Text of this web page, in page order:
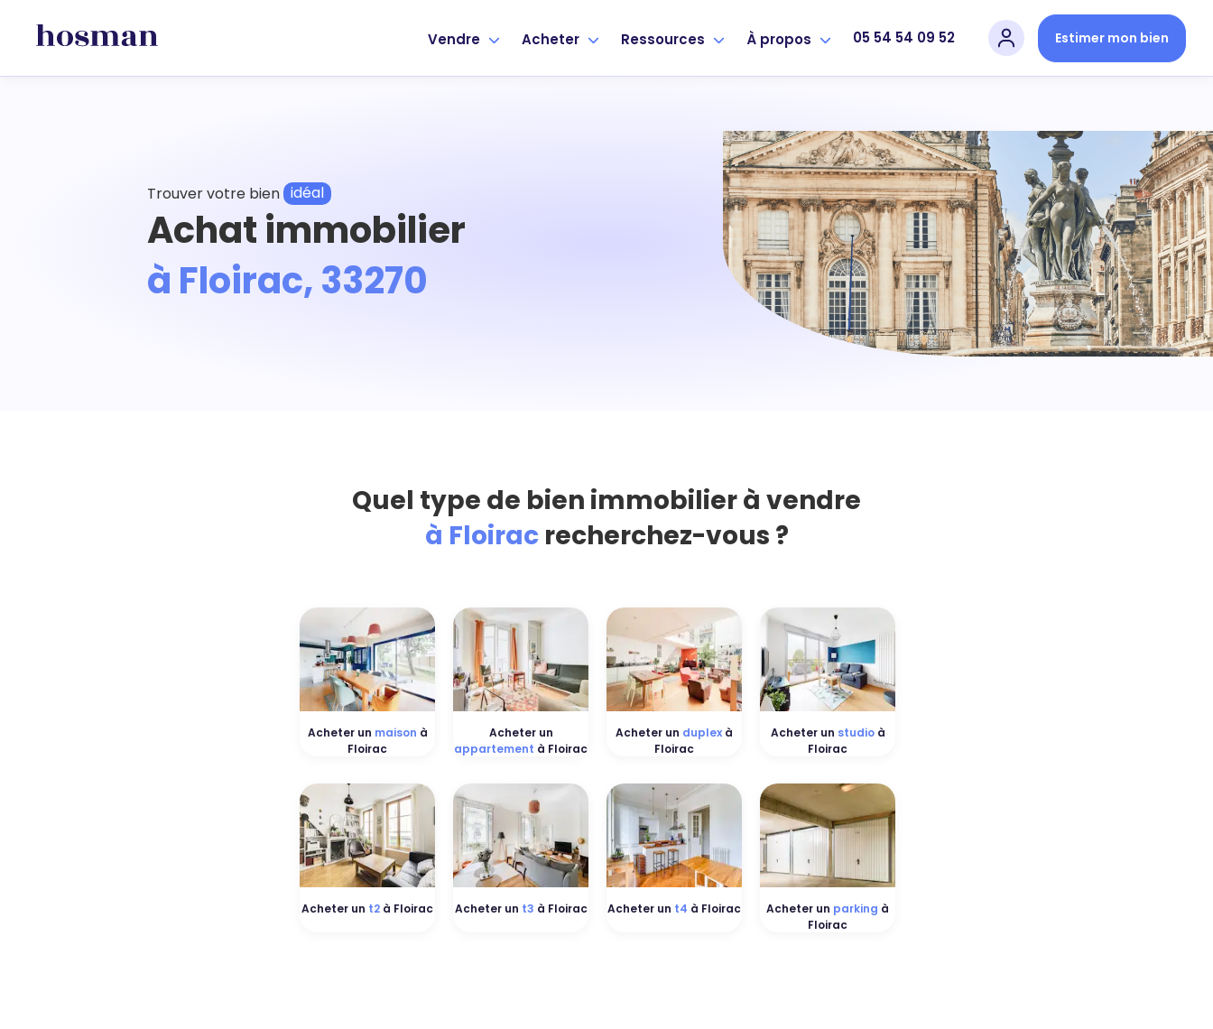
Vendre Acheter Ressources À propos 05 54 54 09 52 Estimer mon bien
Trouver votre bien idéal
Achat immobilier
à Floirac, 33270
Quel type de bien immobilier à vendre
à Floiracrecherchez-vous ?
Acheter un maison à
Floirac
Acheter un
appartement à Floirac
Acheter un duplex à
Floirac
Acheter un studioà
Floirac
Acheter un t2 à Floirac Acheter un t3 à Floirac Acheter un t4 à Floirac Acheter un parking à
Floirac